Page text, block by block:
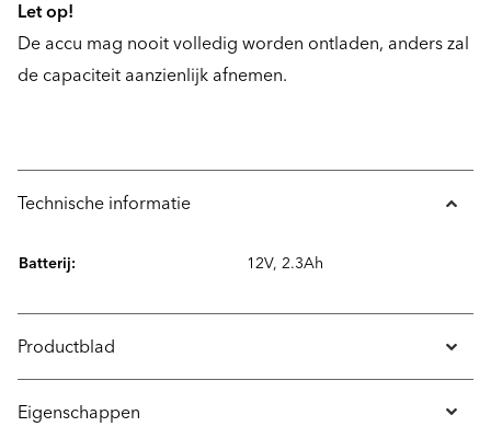
Let op!
De accu mag nooit volledig worden ontladen, anders zal
de capaciteit aanzienlijk afnemen.
Technische informatie
Batterij: 12V, 2.3Ah
Productblad
Eigenschappen